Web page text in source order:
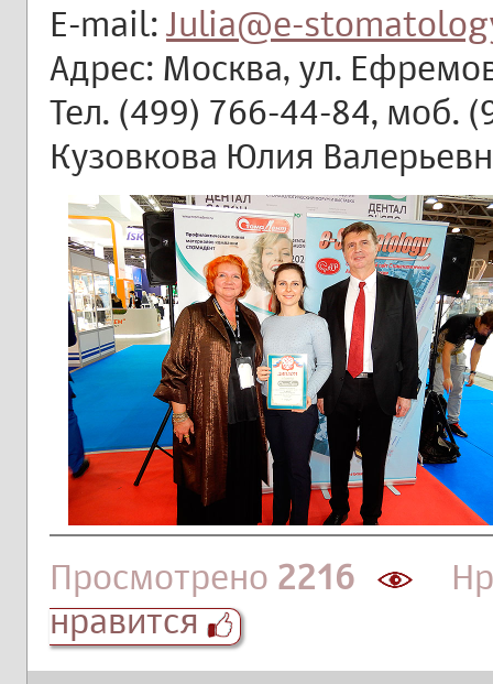
E-mail: Julia@e-
Адрес: Москва, ул.
Тел. (499) 766-44-84, моб.
Кузовкова Юлия
Просмотрено 2216
нравится